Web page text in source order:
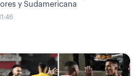
y Sudamericana